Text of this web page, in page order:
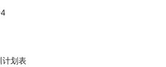
计划表